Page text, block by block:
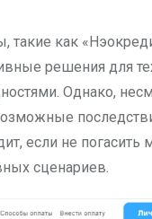
решения для
Однако,
если не погасить
сценариев.